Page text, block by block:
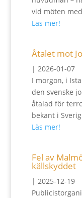
vid möten
Läs mer!
Åtalet mot
| 2026-01-07
I morgon, i
den svenske
åtalad för
bekant i
Läs mer!
Fel av
källskyddet
| 2025-12-19